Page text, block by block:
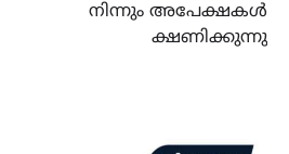
നിന്നും അപേക്ഷകൾ
ക്ഷണിക്കുന്നു